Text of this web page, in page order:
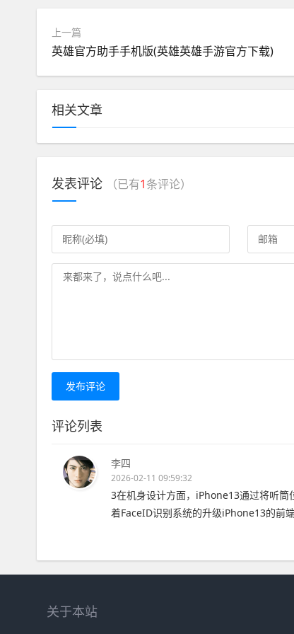
上一篇
英雄官方助手手机版(英雄英雄手游官方下载)
相关文章
发表评论 （已有1条评论）
发布评论
评论列表
李四
2026-02-11 09:59:32
3在机身设计方面，iPhone13通过将听筒
着FaceID识别系统的升级iPhone13的前
关于本站